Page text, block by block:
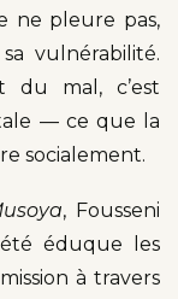
ne pleure pas,
vulnérabilité.
du mal, c’est
— ce que la
socialement.
, Fousseni
éduque les
à travers